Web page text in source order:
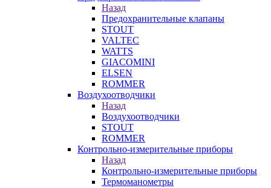
Назад
Предохранительные клапаны
STOUT
VALTEC
WATTS
GIACOMINI
ELSEN
ROMMER
Воздухоотводчики
Назад
Воздухоотводчики
STOUT
ROMMER
Контрольно-измерительные приборы
Назад
Контрольно-измерительные приборы
Термоманометры